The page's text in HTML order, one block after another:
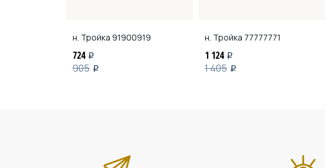
н. Тройка 91900919
724 i
905 i
н. Тройка 77777771
1 124 i
1 405 i